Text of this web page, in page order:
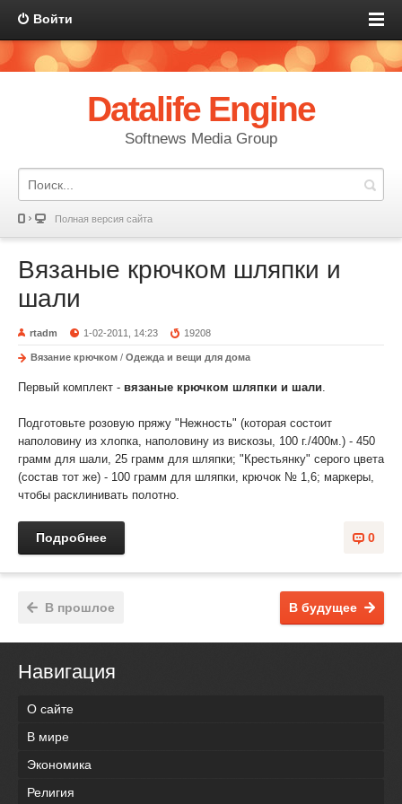
Войти
Datalife Engine
Softnews Media Group
Полная версия сайта
Вязаные крючком шляпки и
шали
rtadm 1-02-2011, 14:23 19208
Вязание крючком / Одежда и вещи для дома
Первый комплект - вязаные крючком шляпки и шали.
Подготовьте розовую пряжу "Нежность" (которая состоит
наполовину из хлопка, наполовину из вискозы, 100 г./400м.) - 450
грамм для шали, 25 грамм для шляпки; "Крестьянку" серого цвета
(состав тот же) - 100 грамм для шляпки, крючок № 1,6; маркеры,
чтобы раcклинивать полотно.
0
Подробнее
В будущее
В прошлое
Навигация
О сайте
В мире
Экономика
Религия